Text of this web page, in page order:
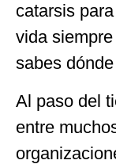
catarsis
vida
sabes
Al paso del
entre